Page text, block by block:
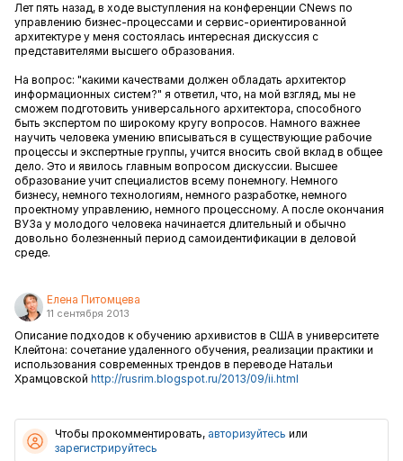
Лет пять назад, в ходе выступления на конференции CNews по
управлению бизнес-процессами и сервис-ориентированной
архитектуре у меня состоялась интересная дискуссия с
представителями высшего образования.
На вопрос: "какими качествами должен обладать архитектор
информационных систем?" я ответил, что, на мой взгляд, мы не
сможем подготовить универсального архитектора, способного
быть экспертом по широкому кругу вопросов. Намного важнее
научить человека умению вписываться в существующие рабочие
процессы и экспертные группы, учится вносить свой вклад в общее
дело. Это и явилось главным вопросом дискуссии. Высшее
образование учит специалистов всему понемногу. Немного
бизнесу, немного технологиям, немного разработке, немного
проектному управлению, немного процессному. А после окончания
ВУЗа у молодого человека начинается длительный и обычно
довольно болезненный период самоидентификации в деловой
среде.
Елена Питомцева
11 сентября 2013
Описание подходов к обучению архивистов в США в университете
Клейтона: сочетание удаленного обучения, реализации практики и
использования современных трендов в переводе Натальи
Храмцовской http://rusrim.blogspot.ru/2013/09/ii.html
Чтобы прокомментировать, авторизуйтесь или
зарегистрируйтесь